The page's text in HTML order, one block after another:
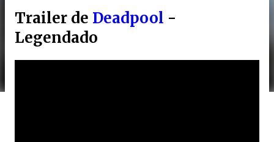
Trailer de Deadpool -
Legendado